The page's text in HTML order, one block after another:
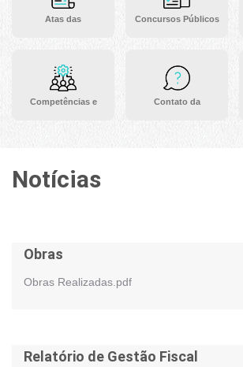
Atas das
Competências e
Concursos Públicos
Contato da
Notícias
Obras
Obras Realizadas.pdf
Relatório de Gestão Fiscal